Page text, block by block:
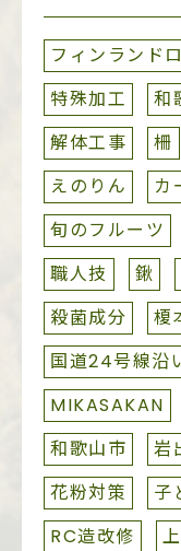
フィンランド
特殊加工
和
解体工事
柵
えのりん
カ
旬のフルーツ
職人技
鍬
殺菌成分
榎
国道24号線沿
MIKASAKAN
和歌山市
岩
花粉対策
子
RC造改修